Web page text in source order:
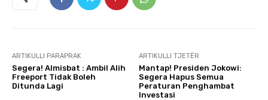
ARTIKULLI PARAPRAK
Segera! Almisbat : Ambil Alih
Freeport Tidak Boleh
Ditunda Lagi
ARTIKULLI TJETËR
Mantap! Presiden Jokowi:
Segera Hapus Semua
Peraturan Penghambat
Investasi